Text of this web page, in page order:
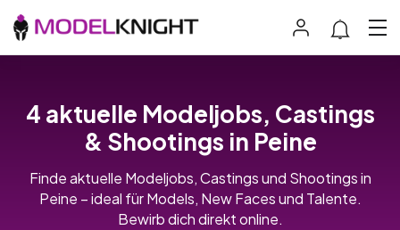
4 aktuelle Modeljobs, Castings
& Shootings in Peine
Finde aktuelle Modeljobs, Castings und Shootings in
Peine – ideal für Models, New Faces und Talente.
Bewirb dich direkt online.